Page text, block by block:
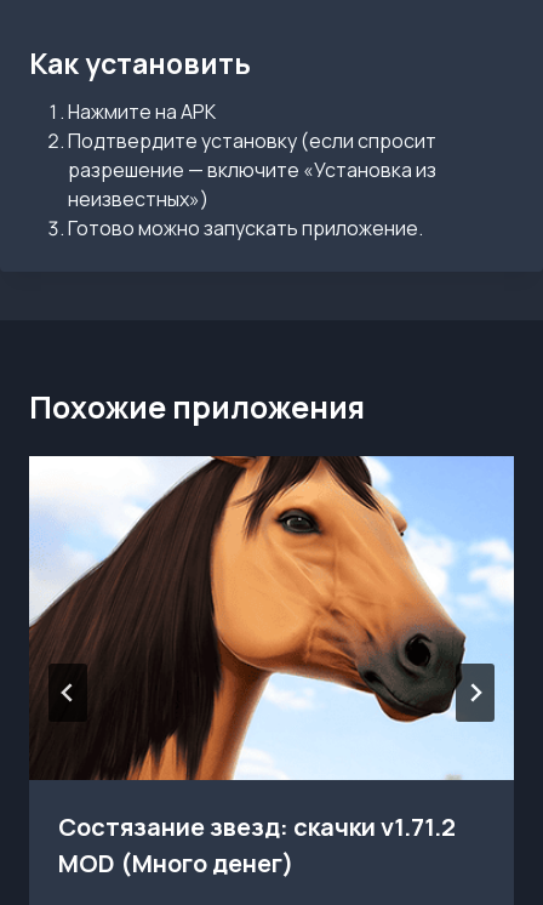
Как установить
Нажмите на APK
Подтвердите установку (если спросит
разрешение — включите «Установка из
неизвестных»)
Готово можно запускать приложение.
Похожие приложения
Состязание звезд: скачки v1.71.2
MOD (Много денег)